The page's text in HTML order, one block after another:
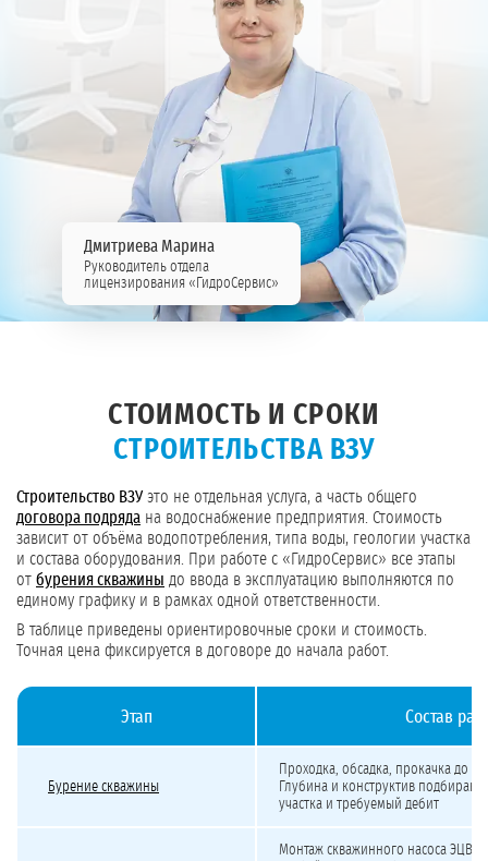
Дмитриева Марина
Руководитель отдела
лицензирования «ГидроСервис»
СТОИМОСТЬ И СРОКИ
СТРОИТЕЛЬСТВА ВЗУ
Строительство ВЗУэто не отдельная услуга, а часть общего
договора подряда на водоснабжение предприятия. Стоимость
зависит от объёма водопотребления, типа воды, геологии участка
и состава оборудования. При работе с «ГидроСервис» все этапы
от бурения скважины до ввода в эксплуатацию выполняются по
единому графику и в рамках одной ответственности.
В таблице приведены ориентировочные сроки и стоимость.
Точная цена фиксируется в договоре до начала работ.
Этап Состав
Бурение скважины
Проходка, обсадка, прокачка до
Глубина и конструктив
участка и требуемый дебит
Монтаж скважинного насоса ЭЦВ